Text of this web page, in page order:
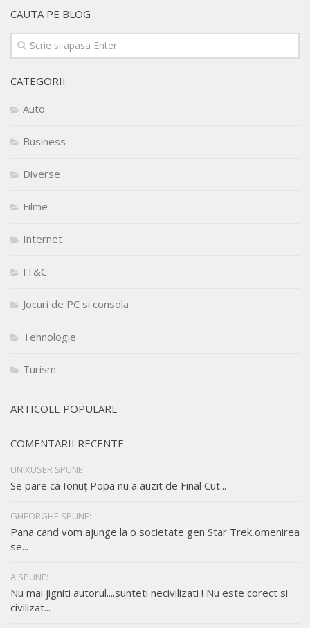
CAUTA PE BLOG
CATEGORII
Auto
Business
Diverse
Filme
Internet
IT&C
Jocuri de PC si consola
Tehnologie
Turism
ARTICOLE POPULARE
COMENTARII RECENTE
UNIXUSER SPUNE:
Se pare ca Ionuț Popa nu a auzit de Final Cut...
GHEORGHE SPUNE:
Pana cand vom ajunge la o societate gen Star Trek,omenirea
se...
A SPUNE:
Nu mai jigniti autorul....sunteti necivilizati ! Nu este corect si
civilizat...